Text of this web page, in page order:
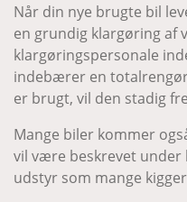
Når din nye brugte bil
en grundig klargøring af
klargøringspersonale
indebærer en
er brugt, vil den stadig
Mange biler kommer
vil være beskrevet under
udstyr som mange